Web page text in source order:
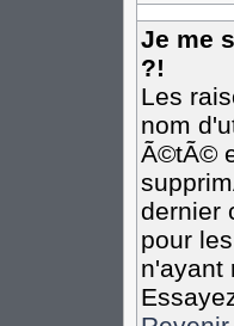
Je me
?!
Les
nom
Ã©tÃ©
dernier
pour
n'ayant